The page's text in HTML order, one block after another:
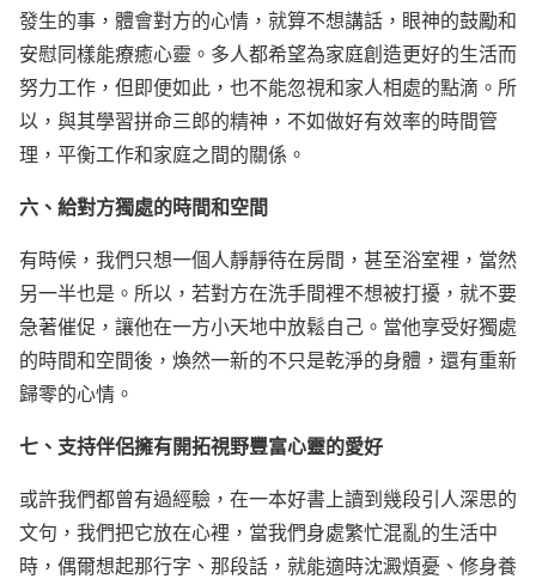
發生的事，體會對方的心情，就算不想講話，眼神的鼓勵和
安慰同樣能療癒心靈。多人都希望為家庭創造更好的生活而
努力工作，但即便如此，也不能忽視和家人相處的點滴。所
以，與其學習拼命三郎的精神，不如做好有效率的時間管
理，平衡工作和家庭之間的關係。
六、給對方獨處的時間和空間
有時候，我們只想一個人靜靜待在房間，甚至浴室裡，當然
另一半也是。所以，若對方在洗手間裡不想被打擾，就不要
急著催促，讓他在一方小天地中放鬆自己。當他享受好獨處
的時間和空間後，煥然一新的不只是乾淨的身體，還有重新
歸零的心情。
七、支持伴侶擁有開拓視野豐富心靈的愛好
或許我們都曾有過經驗，在一本好書上讀到幾段引人深思的
文句，我們把它放在心裡，當我們身處繁忙混亂的生活中
時，偶爾想起那行字、那段話，就能適時沈澱煩憂、修身養